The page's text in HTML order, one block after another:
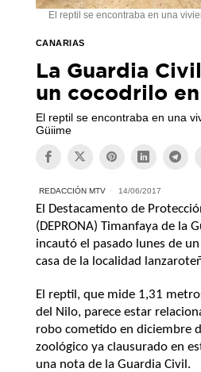
El reptil se encontraba en una
CANARIAS
La Guardia
un cocodrilo
El reptil se encontraba en una
Güiime
REDACCIÓN MTV 14/06/2017
El Destacamento de
(DEPRONA) Timanfaya de la
incautó el pasado lunes de
casa de la localidad
El reptil, que mide 1,31
del Nilo, parece estar
robo cometido en diciembre
zoológico ya clausurado en
una nota de la Guardia Civil.